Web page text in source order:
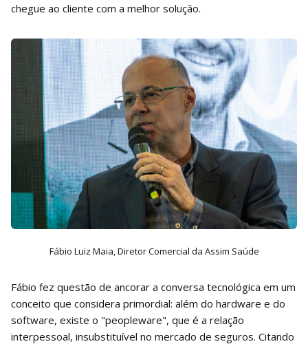
chegue ao cliente com a melhor solução.
Fábio Luiz Maia, Diretor Comercial da Assim Saúde
Fábio fez questão de ancorar a conversa tecnológica em um
conceito que considera primordial: além do hardware e do
software, existe o "peopleware", que é a relação
interpessoal, insubstituível no mercado de seguros. Citando